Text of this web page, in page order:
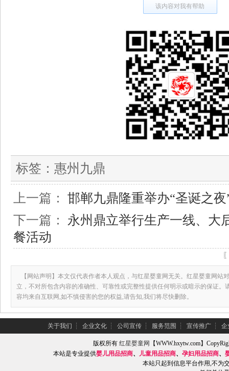
该内容对我有帮助
标签： 惠州九鼎
上一篇： 邯郸九鼎隆重举办“圣诞之
下一篇： 永州鼎立举行生产一线、大
餐活动
【网站声明】本文仅代表作者本人观点，与红星婴童网无关。红星婴童网站
立，不对所包含内容的准确性、可靠性或完整性提供任何明示或暗示的保证。
容均来自互联网,如不慎侵害的您的权益,请告知,我们将尽快删除。
关于我们 ┆ 企业文化 ┆ 公司宣传 ┆ 服务范围 ┆ 宣传推广 ┆ 企
版权所有红星婴童网
【WWW.hxytw.com】
本站是专业提供婴儿用品招商、 儿童用品招商、 孕妇用品招商、
本站只起到信息平台作用,不为